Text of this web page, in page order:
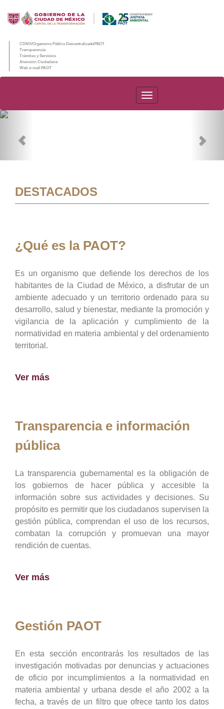
CDMX/Organismo Público Descentralizado/PAOT
Transparencia
Trámites y Servicios
Atención Ciudadana
Web e-mail PAOT
PAOT
DESTACADOS
¿Qué es la PAOT?
Es un organismo que defiende los derechos de los
habitantes de la Ciudad de México, a disfrutar de un
ambiente adecuado y un territorio ordenado para su
desarrollo, salud y bienestar, mediante la promoción y
vigilancia de la aplicación y cumplimiento de la
normatividad en materia ambiental y del ordenamiento
territorial.
Ver más
Transparencia e información
pública
La transparencia gubernamental es la obligación de
los gobiernos de hacer pública y accesible la
información sobre sus actividades y decisiones. Su
propósito es permitir que los ciudadanos supervisen la
gestión pública, comprendan el uso de los recursos,
combatan la corrupción y promuevan una mayor
rendición de cuentas.
Ver más
Gestión PAOT
En esta sección encontrarás los resultados de las
investigación motivadas por denuncias y actuaciones
de oficio por incumplimientos a la normatividad en
materia ambiental y urbana desde el año 2002 a la
fecha, a través de un filtro que ofrece tanto los datos